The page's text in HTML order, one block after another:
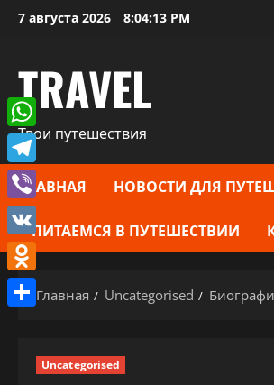
Перейти
7 августа 2026 8:04:14 PM
TRAVEL
Твои путешествия
ГЛАВНАЯ НОВОСТИ ДЛЯ
ПИТАЕМСЯ В ПУТЕШЕСТВИИ
Главная Uncategorised
Uncategorised
WhatsApp
Telegram
Viber
VK
Odnoklassniki